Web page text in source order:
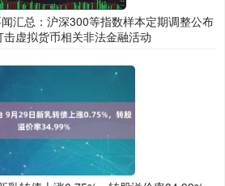
汇总：沪深300等指数样本定期调整公布
虚拟货币相关非法金融活动